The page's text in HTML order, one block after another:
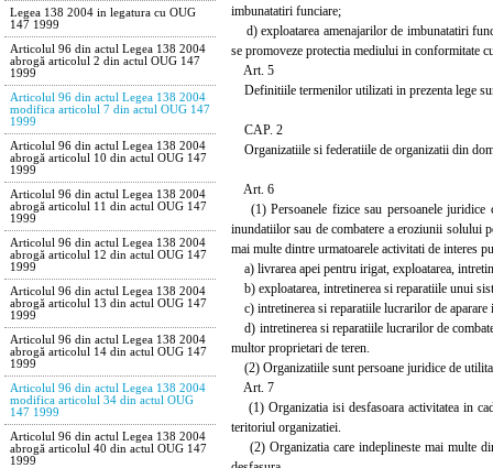
Legea 138 2004 in legatura cu OUG
147 1999
Articolul 96 din actul Legea 138 2004
abrogă articolul 2 din actul OUG 147
1999
Articolul 96 din actul Legea 138 2004
modifica articolul 7 din actul OUG 147
1999
Articolul 96 din actul Legea 138 2004
abrogă articolul 10 din actul OUG 147
1999
Articolul 96 din actul Legea 138 2004
abrogă articolul 11 din actul OUG 147
1999
Articolul 96 din actul Legea 138 2004
abrogă articolul 12 din actul OUG 147
1999
Articolul 96 din actul Legea 138 2004
abrogă articolul 13 din actul OUG 147
1999
Articolul 96 din actul Legea 138 2004
abrogă articolul 14 din actul OUG 147
1999
Articolul 96 din actul Legea 138 2004
modifica articolul 34 din actul OUG
147 1999
Articolul 96 din actul Legea 138 2004
abrogă articolul 40 din actul OUG 147
1999
imbunatatiri funciare;
d) exploatarea amenajarilor de imbunatatiri
se promoveze protectia mediului in conformitate
Art. 5
Definitiile termenilor utilizati in prezenta lege
CAP. 2
Organizatiile si federatiile de organizatii din
Art. 6
(1) Persoanele fizice sau persoanele juridice
inundatiilor sau de combatere a eroziunii solului
mai multe dintre urmatoarele activitati de interes
a) livrarea apei pentru irigat, exploatarea,
b) exploatarea, intretinerea si reparatiile unui
c) intretinerea si reparatiile lucrarilor de
d) intretinerea si reparatiile lucrarilor de
multor proprietari de teren.
(2) Organizatiile sunt persoane juridice de
Art. 7
(1) Organizatia isi desfasoara activitatea in
teritoriul organizatiei.
(2) Organizatia care indeplineste mai multe